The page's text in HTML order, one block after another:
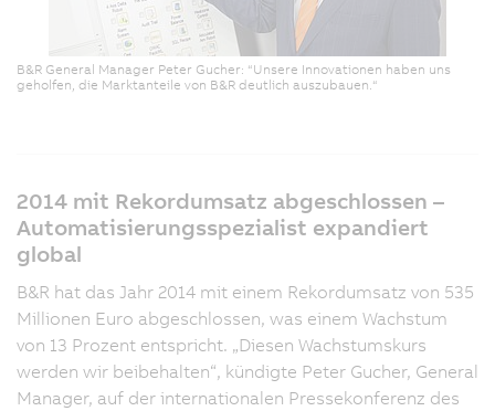
B&R General Manager Peter Gucher: “Unsere Innovationen haben uns
geholfen, die Marktanteile von B&R deutlich auszubauen.“
2014 mit Rekordumsatz abgeschlossen –
Automatisierungsspezialist expandiert
global
B&R hat das Jahr 2014 mit einem Rekordumsatz von 535
Millionen Euro abgeschlossen, was einem Wachstum
von 13 Prozent entspricht. „Diesen Wachstumskurs
werden wir beibehalten“, kündigte Peter Gucher, General
Manager, auf der internationalen Pressekonferenz des